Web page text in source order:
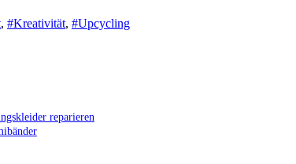
, #Kreativität, #Upcycling
reparieren